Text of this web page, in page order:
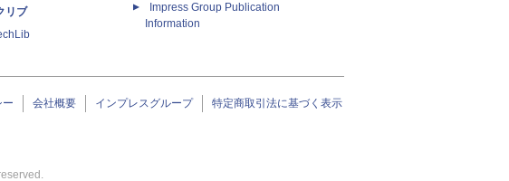
リブ
Impress Group Publication
Information
ー 会社概要 インプレスグループ 特定商取引法に基づく表示